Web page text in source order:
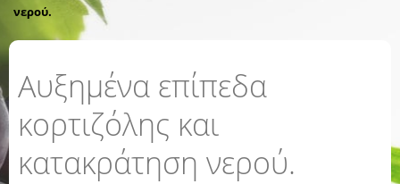
νερού.
Αυξημένα επίπεδα
κορτιζόλης και
κατακράτηση νερού.